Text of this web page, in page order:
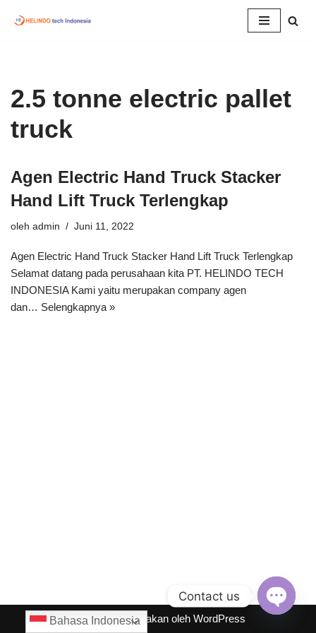
2.5 tonne electric pallet
truck
Agen Electric Hand Truck Stacker
Hand Lift Truck Terlengkap
oleh admin Juni 11, 2022
Agen Electric Hand Truck Stacker Hand Lift Truck Terlengkap
Selamat datang pada perusahaan kita PT. HELINDO TECH
INDONESIA Kami yaitu merupakan company agen
dan… Selengkapnya »
Neve| Diberdayakan oleh WordPress
Bahasa Indonesia
Contact us